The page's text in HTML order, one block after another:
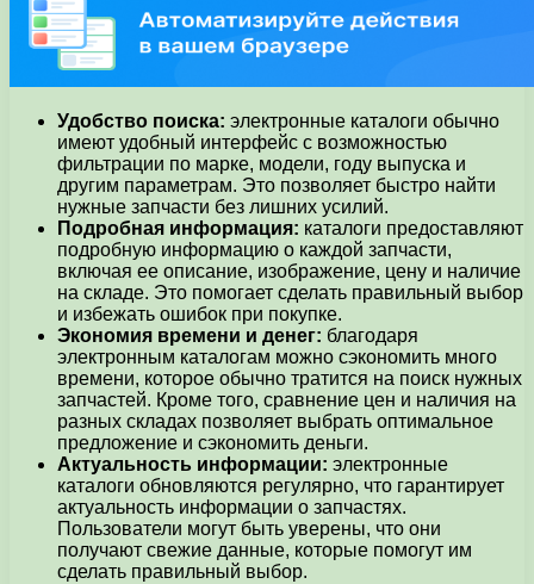
Удобство поиска: электронные каталоги обычно
имеют удобный интерфейс с возможностью
фильтрации по марке, модели, году выпуска и
другим параметрам. Это позволяет быстро найти
нужные запчасти без лишних усилий.
Подробная информация: каталоги предоставляют
подробную информацию о каждой запчасти,
включая ее описание, изображение, цену и наличие
на складе. Это помогает сделать правильный выбор
и избежать ошибок при покупке.
Экономия времени и денег: благодаря
электронным каталогам можно сэкономить много
времени, которое обычно тратится на поиск нужных
запчастей. Кроме того, сравнение цен и наличия на
разных складах позволяет выбрать оптимальное
предложение и сэкономить деньги.
Актуальность информации: электронные
каталоги обновляются регулярно, что гарантирует
актуальность информации о запчастях.
Пользователи могут быть уверены, что они
получают свежие данные, которые помогут им
сделать правильный выбор.